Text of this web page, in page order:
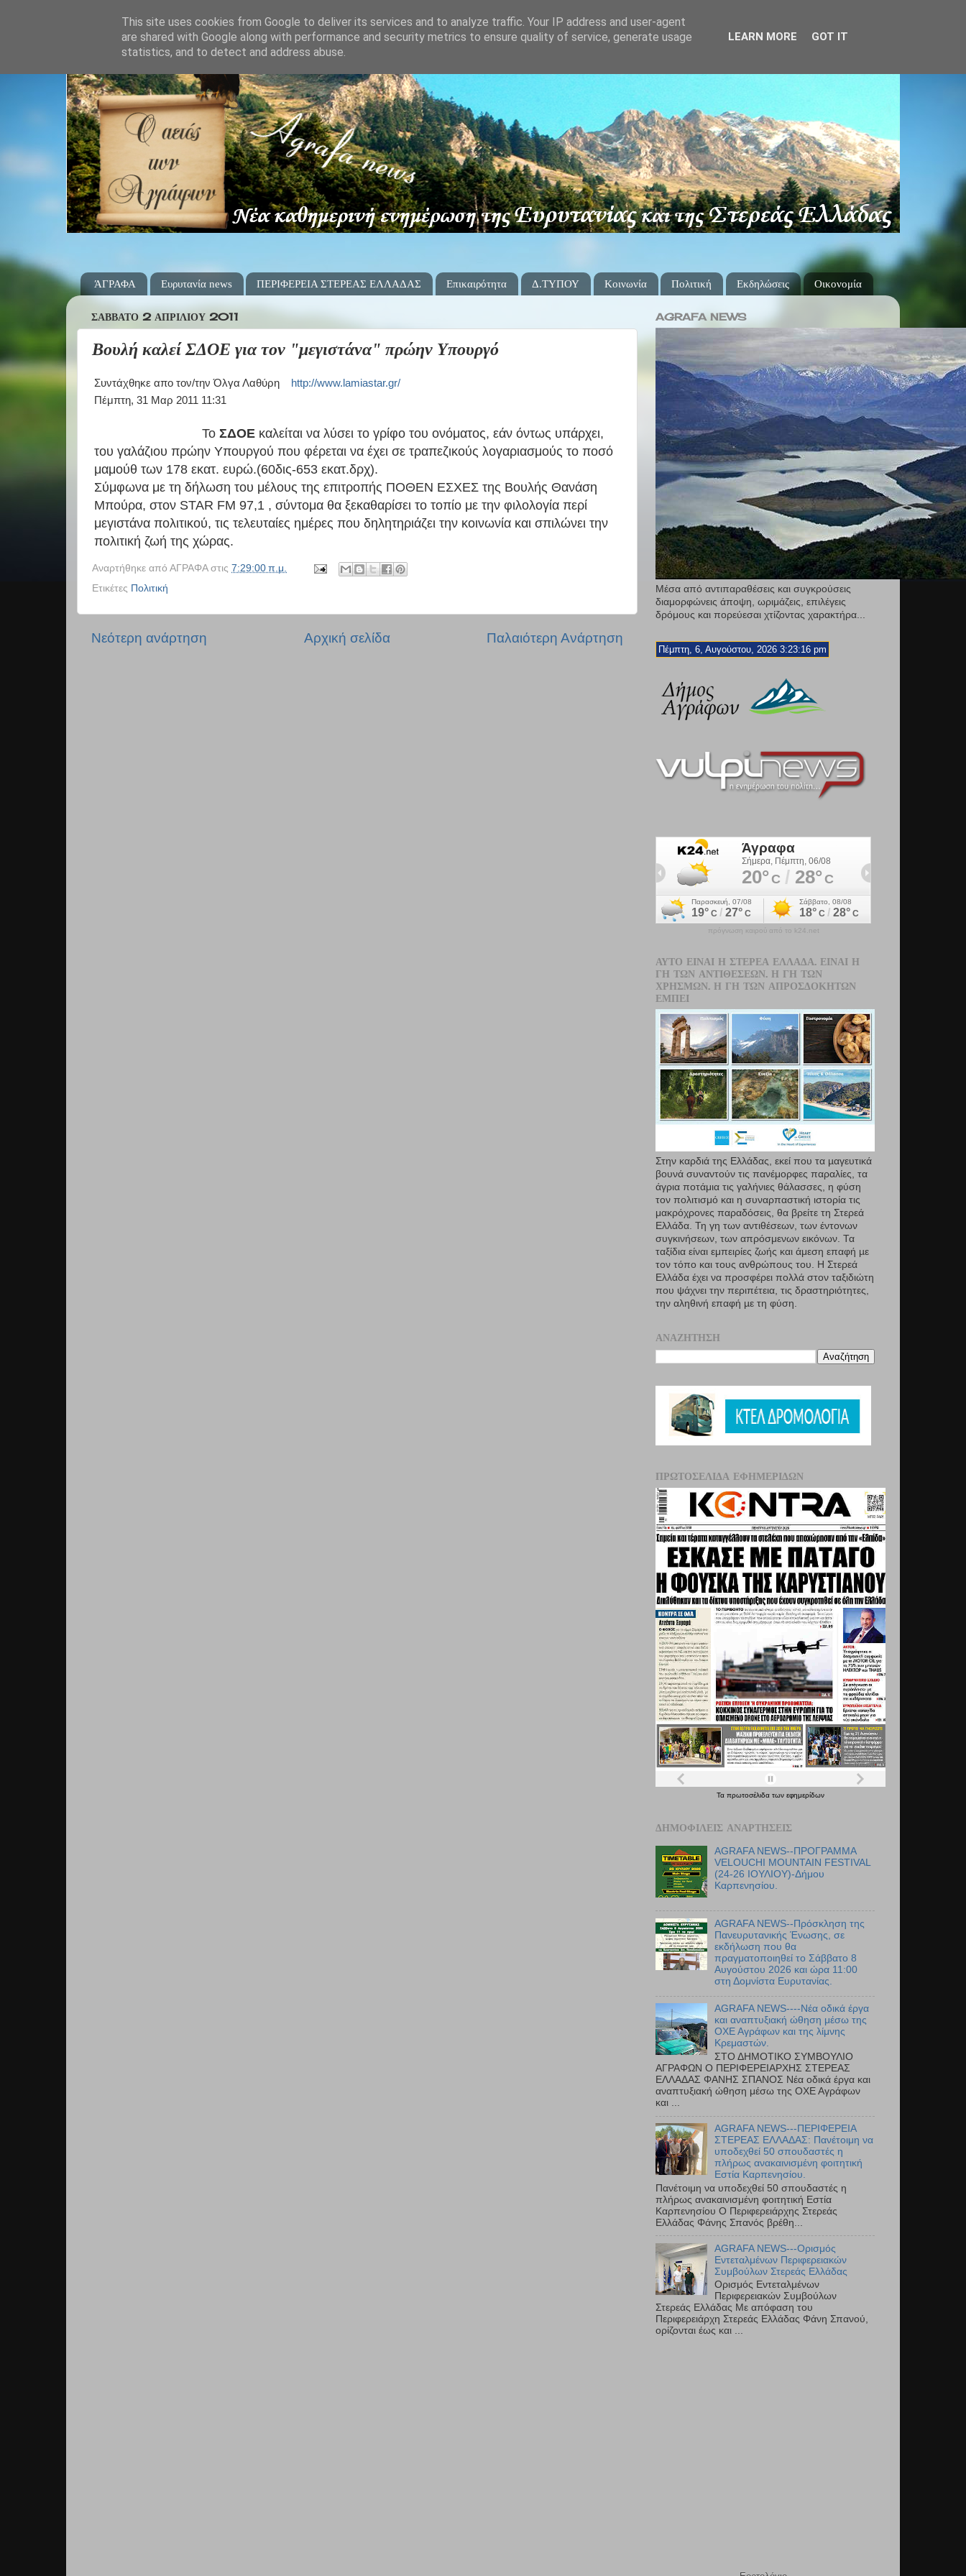
ΆΓΡΑΦΑ Ευρυτανία news ΠΕΡΙΦΕΡΕΙΑ ΣΤΕΡΕΑΣ ΕΛΛΑΔΑΣ Επικαιρότητα Δ.ΤΥΠΟΥ Κοινωνία Πολιτική Εκδηλώσεις Οικονομία
ΣΆΒΒΑΤΟ 2 ΑΠΡΙΛΊΟΥ 2011
Βουλή καλεί ΣΔΟΕ για τον "μεγιστάνα" πρώην Υπουργό
Συντάχθηκε απο τον/την Όλγα Λαθύρη
http://www.lamiastar.gr/
Πέμπτη, 31 Μαρ 2011 11:31
Το ΣΔΟΕ καλείται να λύσει το γρίφο του ονόματος, εάν όντως υπάρχει,
του γαλάζιου πρώην Υπουργού που φέρεται να έχει σε τραπεζικούς λογαριασμούς το ποσό
μαμούθ των 178 εκατ. ευρώ.(60δις-653 εκατ.δρχ).
Σύμφωνα με τη δήλωση του μέλους της επιτροπής ΠΟΘΕΝ ΕΣΧΕΣ της Βουλής Θανάση
Μπούρα, στον STAR FM 97,1 , σύντομα θα ξεκαθαρίσει το τοπίο με την φιλολογία περί
μεγιστάνα πολιτικού, τις τελευταίες ημέρες που δηλητηριάζει την κοινωνία και σπιλώνει την
πολιτική ζωή της χώρας.
Αναρτήθηκε από ΑΓΡΑΦΑ στις 7:29:00 π.μ.
Ετικέτες Πολιτική
Νεότερη ανάρτηση Παλαιότερη Ανάρτηση
Αρχική σελίδα
AGRAFA NEWS
Μέσα από αντιπαραθέσεις και συγκρούσεις
διαμορφώνεις άποψη, ωριμάζεις, επιλέγεις
δρόμους και πορεύεσαι χτίζοντας χαρακτήρα...
Πέμπτη, 6, Αυγούστου, 2026 3:23:17 pm
πρόγνωση καιρού από το k24.net
ΑΥΤΌ ΕΊΝΑΙ Η ΣΤΕΡΕΆ ΕΛΛΆΔΑ. ΕΊΝΑΙ Η
ΓΗ ΤΩΝ ΑΝΤΙΘΈΣΕΩΝ. Η ΓΗ ΤΩΝ
ΧΡΗΣΜΏΝ. Η ΓΗ ΤΩΝ ΑΠΡΟΣΔΌΚΗΤΩΝ
ΕΜΠΕΙ
Στην καρδιά της Ελλάδας, εκεί που τα µαγευτικά
βουνά συναντούν τις πανέμορφες παραλίες, τα
άγρια ποτάμια τις γαλήνιες θάλασσες, η φύση
τον πολιτισμό και η συναρπαστική ιστορία τις
μακρόχρονες παραδόσεις, θα βρείτε τη Στερεά
Ελλάδα. Τη γη των αντιθέσεων, των έντονων
συγκινήσεων, των απρόσμενων εικόνων. Τα
ταξίδια είναι εμπειρίες ζωής και άμεση επαφή µε
τον τόπο και τους ανθρώπους του. Η Στερεά
Ελλάδα έχει να προσφέρει πολλά στον ταξιδιώτη
που ψάχνει την περιπέτεια, τις δραστηριότητες,
την αληθινή επαφή µε τη φύση.
ΑΝΑΖΉΤΗΣΗ
ΠΡΩΤΟΣΈΛΙΔΑ ΕΦΗΜΕΡΊΔΩΝ
Τα πρωτοσέλιδα των εφημερίδων
ΔΗΜΟΦΙΛΕΊΣ ΑΝΑΡΤΉΣΕΙΣ
AGRAFA NEWS--ΠΡΟΓΡΑΜΜΑ
VELOUCHI MOUNTAIN FESTIVAL
(24-26 ΙΟΥΛΙΟΥ)-Δήμου
Καρπενησίου.
AGRAFA NEWS--Πρόσκληση της
Πανευρυτανικής Ένωσης, σε
εκδήλωση που θα
πραγματοποιηθεί το Σάββατο 8
Αυγούστου 2026 και ώρα 11:00
στη Δομνίστα Ευρυτανίας.
AGRAFA NEWS----Νέα οδικά έργα
και αναπτυξιακή ώθηση μέσω της
ΟΧΕ Αγράφων και της λίμνης
Κρεμαστών.
ΣΤΟ ΔΗΜΟΤΙΚΟ ΣΥΜΒΟΥΛΙΟ
ΑΓΡΑΦΩΝ Ο ΠΕΡΙΦΕΡΕΙΑΡΧΗΣ ΣΤΕΡΕΑΣ
ΕΛΛΑΔΑΣ ΦΑΝΗΣ ΣΠΑΝΟΣ Νέα οδικά έργα και
αναπτυξιακή ώθηση μέσω της ΟΧΕ Αγράφων
και ...
AGRAFA NEWS---ΠΕΡΙΦΕΡΕΙΑ
ΣΤΕΡΕΑΣ ΕΛΛΑΔΑΣ: Πανέτοιμη να
υποδεχθεί 50 σπουδαστές η
πλήρως ανακαινισμένη φοιτητική
Εστία Καρπενησίου.
Πανέτοιμη να υποδεχθεί 50 σπουδαστές η
πλήρως ανακαινισμένη φοιτητική Εστία
Καρπενησίου Ο Περιφερειάρχης Στερεάς
Ελλάδας Φάνης Σπανός βρέθη...
AGRAFA NEWS---Ορισμός
Εντεταλμένων Περιφερειακών
Συμβούλων Στερεάς Ελλάδας
Ορισμός Εντεταλμένων
Περιφερειακών Συμβούλων
Στερεάς Ελλάδας Με απόφαση του
Περιφερειάρχη Στερεάς Ελλάδας Φάνη Σπανού,
ορίζονται έως και ...
This site uses cookies from Google to deliver its services and to analyze traffic. Your IP address and user-agent
are shared with Google along with performance and security metrics to ensure quality of service, generate usage
statistics, and to detect and address abuse.
LEARN MORE GOT IT